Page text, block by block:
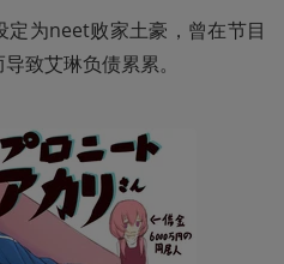
定为neet败家土豪，曾在节目
致艾琳负债累累。